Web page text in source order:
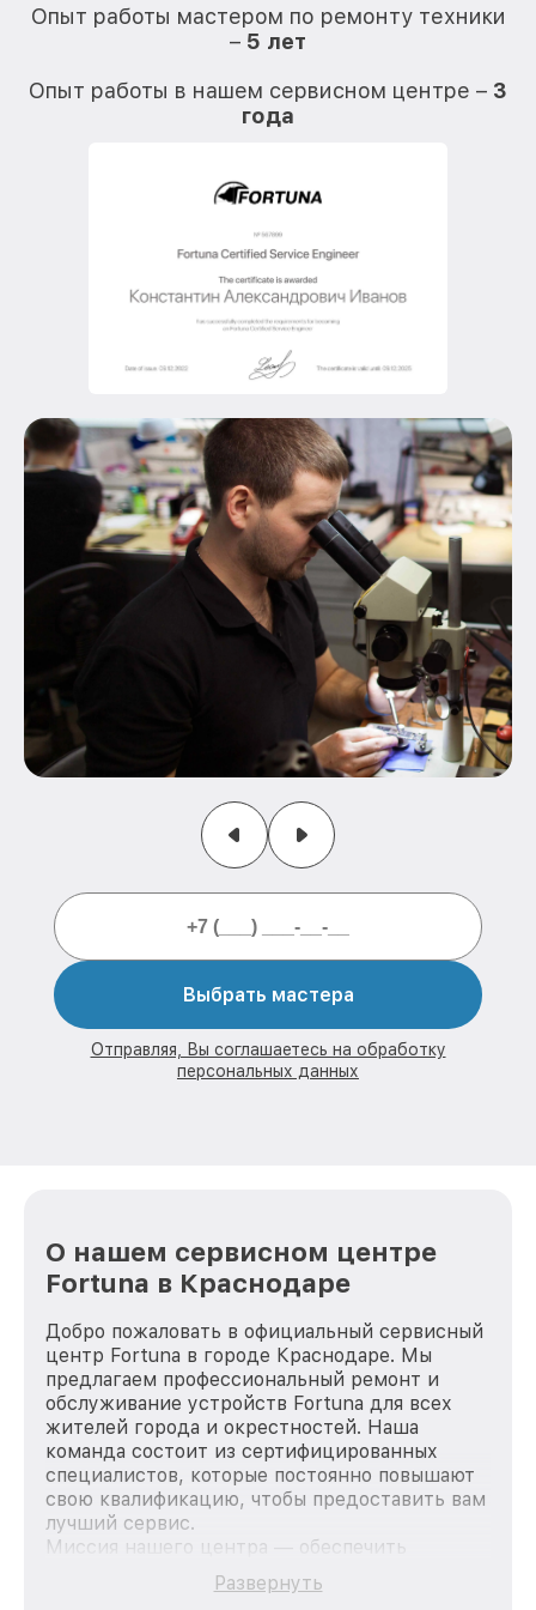
Опыт работы мастером по ремонту техники
– 5 лет
Опыт работы в нашем сервисном центре – 3
года
Выбрать мастера
Отправляя, Вы соглашаетесь на обработку
персональных данных
О нашем сервисном центре
Fortuna в Краснодаре
Добро пожаловать в официальный сервисный
центр Fortuna в городе Краснодаре. Мы
предлагаем профессиональный ремонт и
обслуживание устройств Fortuna для всех
жителей города и окрестностей. Наша
команда состоит из сертифицированных
специалистов, которые постоянно повышают
свою квалификацию, чтобы предоставить вам
лучший сервис.
Миссия нашего центра — обеспечить
качественный и доступный ремонт для
каждого пользователя продукции Fortuna, вне
Развернуть